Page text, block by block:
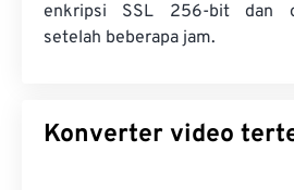
enkripsi SSL 256-bit dan
setelah beberapa jam.
Konverter video